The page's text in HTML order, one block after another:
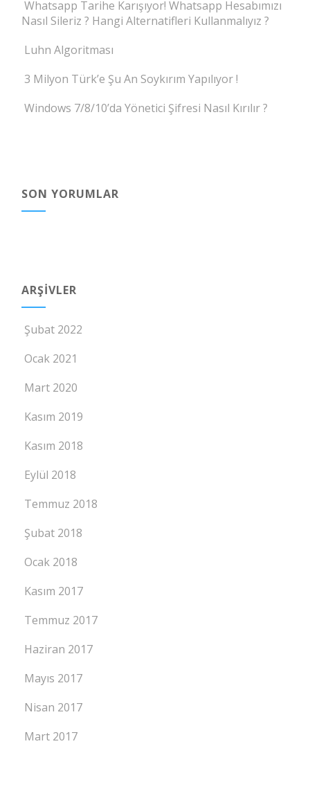
Whatsapp Tarihe Karışıyor! Whatsapp Hesabımızı
Nasıl Sileriz ? Hangi Alternatifleri Kullanmalıyız ?
Luhn Algoritması
3 Milyon Türk’e Şu An Soykırım Yapılıyor !
Windows 7/8/10’da Yönetici Şifresi Nasıl Kırılır ?
SON YORUMLAR
ARŞIVLER
Şubat 2022
Ocak 2021
Mart 2020
Kasım 2019
Kasım 2018
Eylül 2018
Temmuz 2018
Şubat 2018
Ocak 2018
Kasım 2017
Temmuz 2017
Haziran 2017
Mayıs 2017
Nisan 2017
Mart 2017